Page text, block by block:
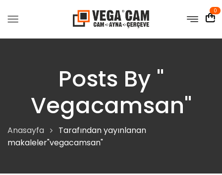
0
Posts By "
Vegacamsan"
Anasayfa
Tarafından yayınlanan
makaleler"vegacamsan"